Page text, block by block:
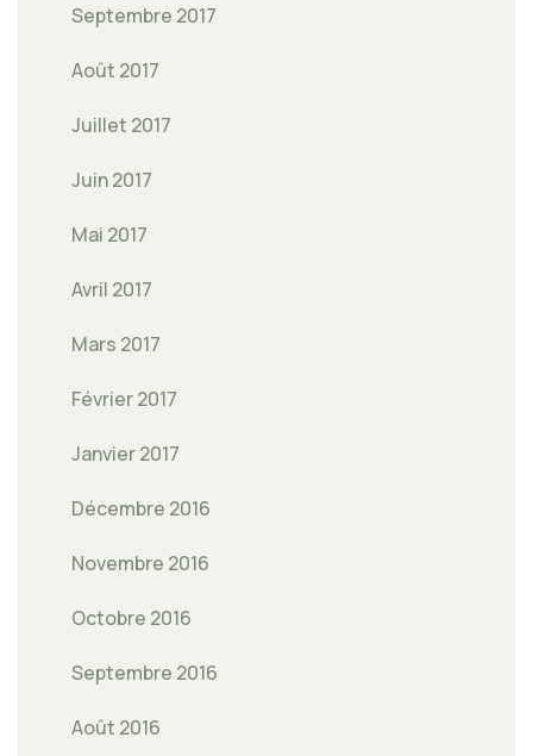
Septembre 2017
Août 2017
Juillet 2017
Juin 2017
Mai 2017
Avril 2017
Mars 2017
Février 2017
Janvier 2017
Décembre 2016
Novembre 2016
Octobre 2016
Septembre 2016
Août 2016